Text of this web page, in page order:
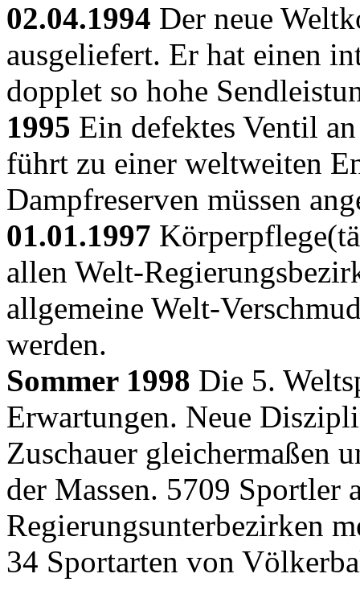
02.04.1994 Der neue
ausgeliefert. Er hat einen
dopplet so hohe
1995 Ein defektes Ventil
führt zu einer weltweiten
Dampfreserven müssen
01.01.1997
allen Welt-
allgemeine Welt-
werden.
Sommer 1998 Die 5.
Erwartungen. Neue
Zuschauer gleichermaßen
der Massen. 5709 Sportler
Regierungsunterbezirken
34 Sportarten von